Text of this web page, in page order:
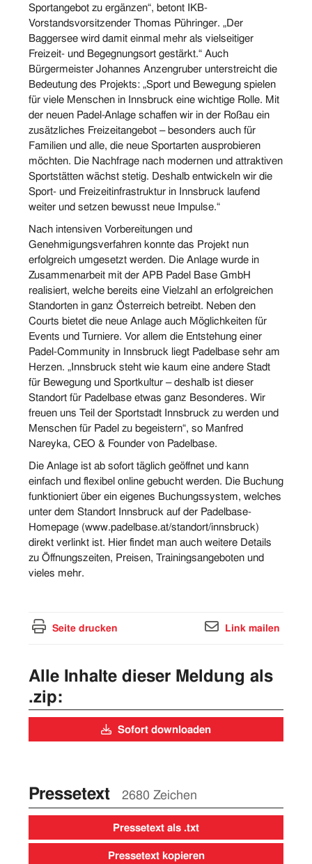
Sportangebot zu ergänzen“, betont IKB-
Vorstandsvorsitzender Thomas Pühringer. „Der
Baggersee wird damit einmal mehr als vielseitiger
Freizeit- und Begegnungsort gestärkt.“ Auch
Bürgermeister Johannes Anzengruber unterstreicht die
Bedeutung des Projekts: „Sport und Bewegung spielen
für viele Menschen in Innsbruck eine wichtige Rolle. Mit
der neuen Padel-Anlage schaffen wir in der Roßau ein
zusätzliches Freizeitangebot – besonders auch für
Familien und alle, die neue Sportarten ausprobieren
möchten. Die Nachfrage nach modernen und attraktiven
Sportstätten wächst stetig. Deshalb entwickeln wir die
Sport- und Freizeitinfrastruktur in Innsbruck laufend
weiter und setzen bewusst neue Impulse.“
Nach intensiven Vorbereitungen und
Genehmigungsverfahren konnte das Projekt nun
erfolgreich umgesetzt werden. Die Anlage wurde in
Zusammenarbeit mit der APB Padel Base GmbH
realisiert, welche bereits eine Vielzahl an erfolgreichen
Standorten in ganz Österreich betreibt. Neben den
Courts bietet die neue Anlage auch Möglichkeiten für
Events und Turniere. Vor allem die Entstehung einer
Padel-Community in Innsbruck liegt Padelbase sehr am
Herzen. „Innsbruck steht wie kaum eine andere Stadt
für Bewegung und Sportkultur – deshalb ist dieser
Standort für Padelbase etwas ganz Besonderes. Wir
freuen uns Teil der Sportstadt Innsbruck zu werden und
Menschen für Padel zu begeistern“, so Manfred
Nareyka, CEO & Founder von Padelbase.
Die Anlage ist ab sofort täglich geöffnet und kann
einfach und flexibel online gebucht werden. Die Buchung
funktioniert über ein eigenes Buchungssystem, welches
unter dem Standort Innsbruck auf der Padelbase-
Homepage (www.padelbase.at/standort/innsbruck)
direkt verlinkt ist. Hier findet man auch weitere Details
zu Öffnungszeiten, Preisen, Trainingsangeboten und
vieles mehr.
Seite drucken Link mailen
Alle Inhalte dieser Meldung als
.zip:
Sofort downloaden
Pressetext 2680 Zeichen
Pressetext als .txt
Pressetext kopieren